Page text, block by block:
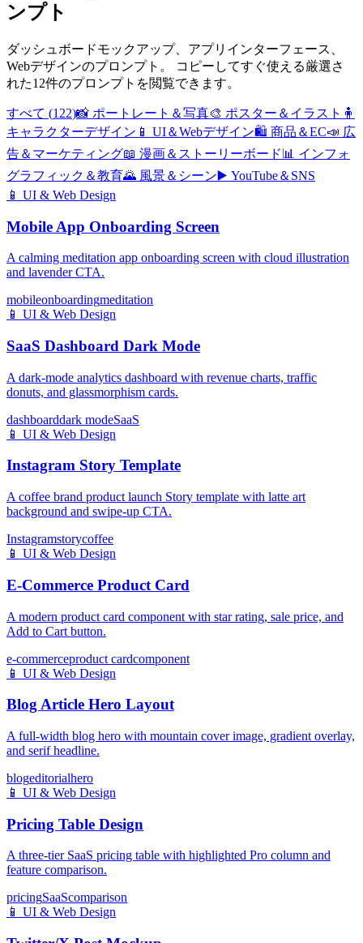
ンプト
ダッシュボードモックアップ、アプリインターフェース、
Webデザインのプロンプト。
コピーしてすぐ使える厳選さ
れた12件のプロンプトを閲覧できます。
すべて (122)📸 ポートレート＆写真🎨 ポスター＆イラスト 🧍
キャラクターデザイン 📱 UI＆Webデザイン🛍️ 商品＆EC📣 広
告＆マーケティング📖 漫画＆ストーリーボード📊 インフォ
グラフィック＆教育🌄 風景＆シーン▶️ YouTube＆SNS
📱 UI & Web Design
Mobile App Onboarding Screen
A calming meditation app onboarding screen with cloud illustration
and lavender CTA.
mobileonboardingmeditation
📱 UI & Web Design
SaaS Dashboard Dark Mode
A dark-mode analytics dashboard with revenue charts, traffic
donuts, and glassmorphism cards.
dashboarddark modeSaaS
📱 UI & Web Design
Instagram Story Template
A coffee brand product launch Story template with latte art
background and swipe-up CTA.
Instagramstorycoffee
📱 UI & Web Design
E-Commerce Product Card
A modern product card component with star rating, sale price, and
Add to Cart button.
e-commerceproduct cardcomponent
📱 UI & Web Design
Blog Article Hero Layout
A full-width blog hero with mountain cover image, gradient overlay,
and serif headline.
blogeditorialhero
📱 UI & Web Design
Pricing Table Design
A three-tier SaaS pricing table with highlighted Pro column and
feature comparison.
pricingSaaScomparison
📱 UI & Web Design